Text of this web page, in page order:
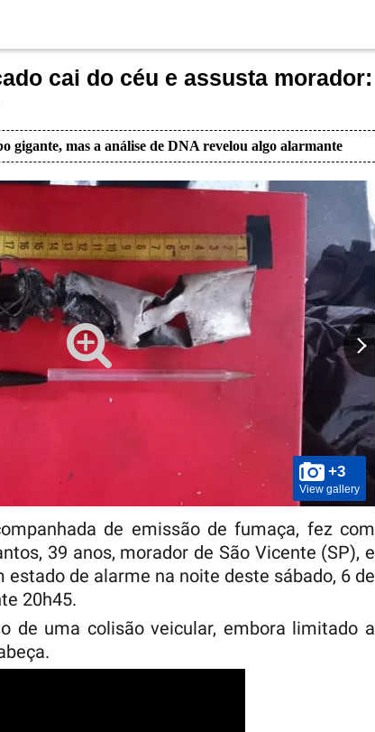
cai do céu e assusta morador:
gigante, mas a análise de DNA revelou algo alarmante
+3
View gallery
de emissão de fumaça, fez com
39 anos, morador de São Vicente (SP), e
de alarme na noite deste sábado, 6 de
20h45.
de uma colisão veicular, embora limitado a